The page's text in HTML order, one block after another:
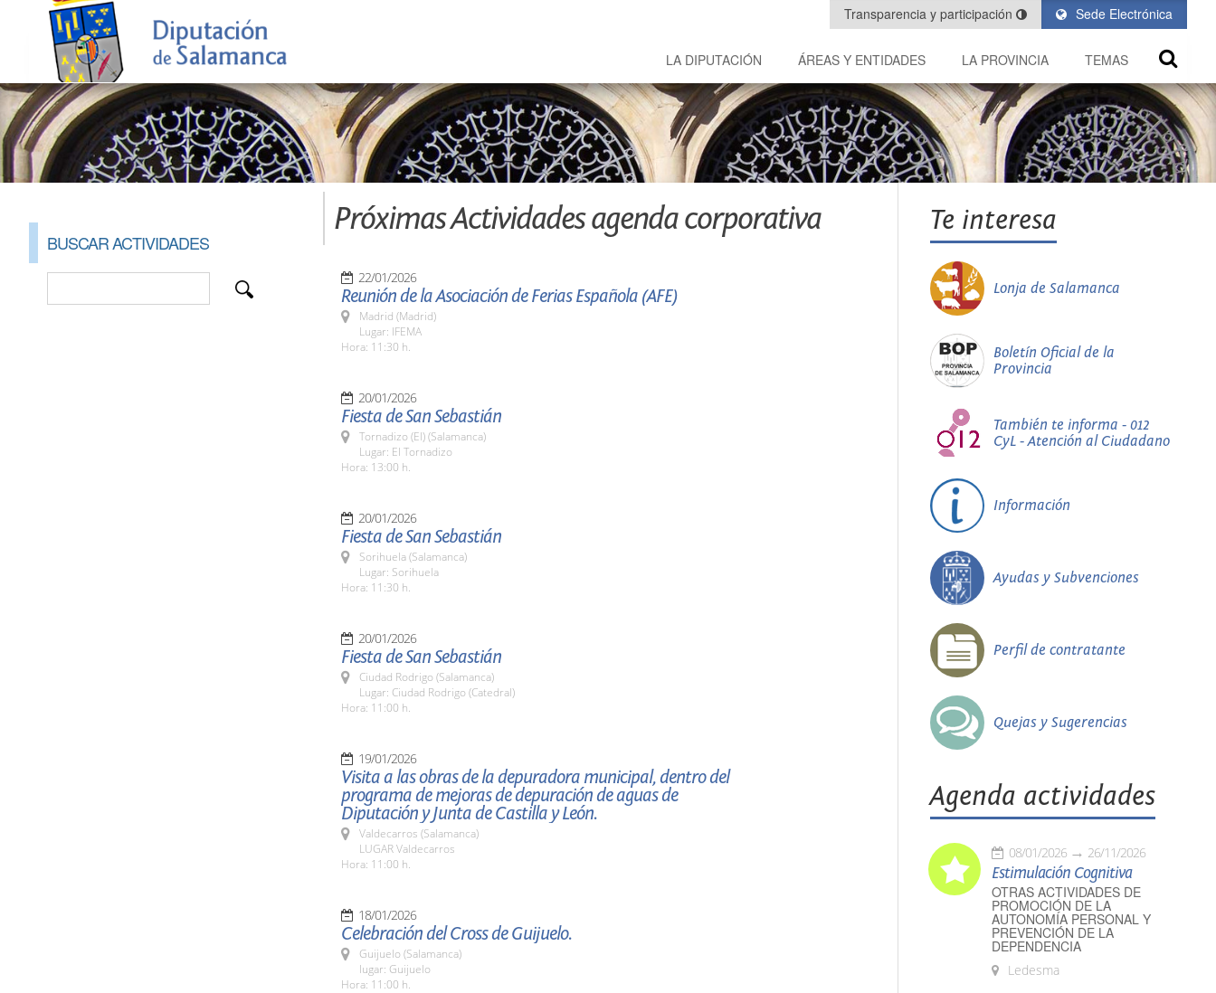
Sede Electrónica
Transparencia y participación
LA DIPUTACIÓN ÁREAS Y ENTIDADES LA PROVINCIA TEMAS
BUSCAR ACTIVIDADES
Próximas Actividades agenda corporativa
22/01/2026
Reunión de la Asociación de Ferias Española (AFE)
Madrid (Madrid)
Lugar: IFEMA
Hora: 11:30 h.
20/01/2026
Fiesta de San Sebastián
Tornadizo (El) (Salamanca)
Lugar: El Tornadizo
Hora: 13:00 h.
20/01/2026
Fiesta de San Sebastián
Sorihuela (Salamanca)
Lugar: Sorihuela
Hora: 11:30 h.
20/01/2026
Fiesta de San Sebastián
Ciudad Rodrigo (Salamanca)
Lugar: Ciudad Rodrigo (Catedral)
Hora: 11:00 h.
19/01/2026
Visita a las obras de la depuradora municipal, dentro del
programa de mejoras de depuración de aguas de
Diputación y Junta de Castilla y León.
Valdecarros (Salamanca)
LUGAR Valdecarros
Hora: 11:00 h.
18/01/2026
Celebración del Cross de Guijuelo.
Guijuelo (Salamanca)
lugar: Guijuelo
Hora: 11:00 h.
Te interesa
Lonja de Salamanca
Boletín Oficial de la
Provincia
También te informa - 012
CyL - Atención al Ciudadano
Información
Ayudas y Subvenciones
Perfil de contratante
Quejas y Sugerencias
Agenda actividades
08/01/2026 26/11/2026
Estimulación Cognitiva
OTRAS ACTIVIDADES DE
PROMOCIÓN DE LA
AUTONOMÍA PERSONAL Y
PREVENCIÓN DE LA
DEPENDENCIA
Ledesma